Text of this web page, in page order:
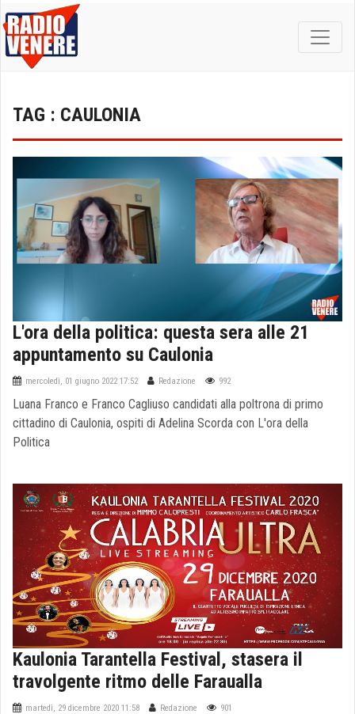
TAG : CAULONIA
L'ora della politica: questa sera alle 21
appuntamento su Caulonia
mercoledì, 01 giugno 2022 17:52 Redazione 992
Luana Franco e Franco Cagliuso candidati alla poltrona di primo
cittadino di Caulonia, ospiti di Adelina Scorda con L'ora della
Politica
Kaulonia Tarantella Festival, stasera il
travolgente ritmo delle Faraualla
martedì, 29 dicembre 2020 11:58 Redazione 901